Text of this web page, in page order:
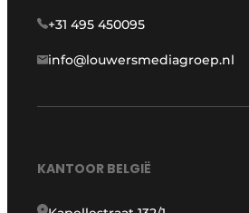
+31 495 450095
info@louwersmediagroep.nl
KANTOOR BELGIË